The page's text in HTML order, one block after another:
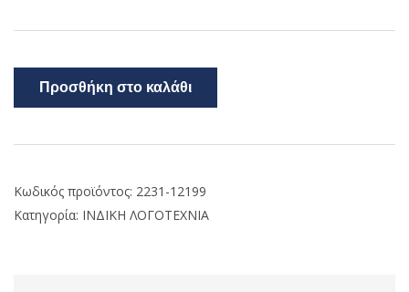
Προσθήκη στο καλάθι
Κωδικός προϊόντος: 2231-12199
Κατηγορία: ΙΝΔΙΚΗ ΛΟΓΟΤΕΧΝΙΑ